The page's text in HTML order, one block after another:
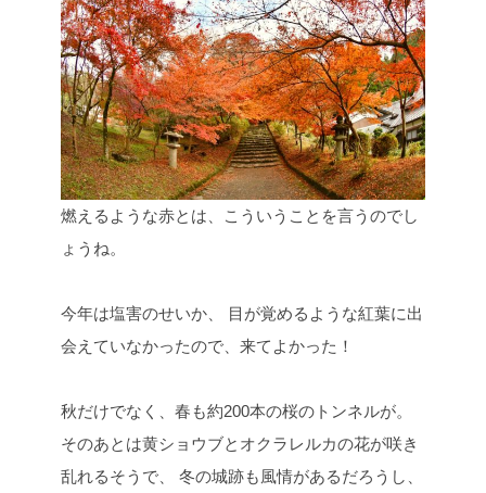
燃えるような赤とは、こういうことを言うのでし
ょうね。
今年は塩害のせいか、
目が覚めるような紅葉に出
会えていなかったので、来てよかった！
秋だけでなく、春も約200本の桜のトンネルが。
そのあとは黄ショウブとオクラレルカの花が咲き
乱れるそうで、
冬の城跡も風情があるだろうし、